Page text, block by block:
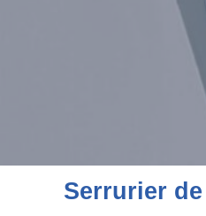
Serrurier